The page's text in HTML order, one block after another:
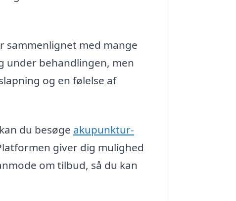
sammenlignet med mange
under behandlingen, men
og en følelse af
du besøge akupunktur-
giver dig mulighed
om tilbud, så du kan